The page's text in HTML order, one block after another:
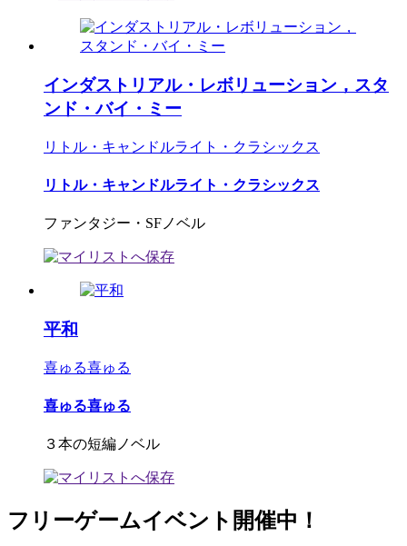
インダストリアル・レボリューション，スタ
ンド・バイ・ミー
リトル・キャンドルライト・クラシックス
リトル・キャンドルライト・クラシックス
ファンタジー・SFノベル
平和
喜ゅる喜ゅる
喜ゅる喜ゅる
３本の短編ノベル
フリーゲームイベント開催中！